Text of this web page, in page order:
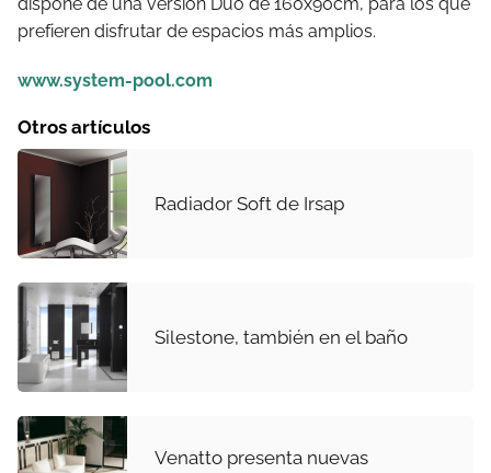
prefieren disfrutar de espacios más amplios.
www.system-pool.com
Otros artículos
Radiador Soft de Irsap
Silestone, también en el baño
Venatto presenta nuevas